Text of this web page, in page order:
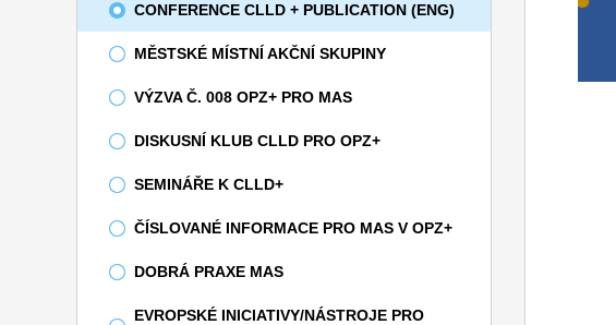
CONFERENCE CLLD + PUBLICATION (ENG)
MĚSTSKÉ MÍSTNÍ AKČNÍ SKUPINY
VÝZVA Č. 008 OPZ+ PRO MAS
DISKUSNÍ KLUB CLLD PRO OPZ+
SEMINÁŘE K CLLD+
ČÍSLOVANÉ INFORMACE PRO MAS V OPZ+
DOBRÁ PRAXE MAS
EVROPSKÉ INICIATIVY/NÁSTROJE PRO